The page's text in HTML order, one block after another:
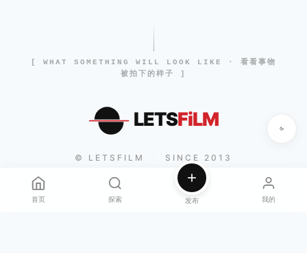
[ WHAT SOMETHING WILL LOOK LIKE · 看看事物
被拍下的样子 ]
LETSFiLM
© LETSFILM SINCE 2013
首页 探索 发布 我的